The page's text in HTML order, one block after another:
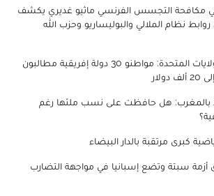
مكافحة التجسس الفرنسي ماثيو غديري يكشف
نظام الملالي والبوليساريو وحزب الله
تأشيرة الدخول للولايات المتحدة: مواطنو 30 دولة إفريقية مطالبون
بالمغرب: هل حافظت على نسب ملئها رغم
كبرى مرتقبة بالدار البيضاء
أزمة سبتة وتضع إسبانيا في مواجهة التضارب